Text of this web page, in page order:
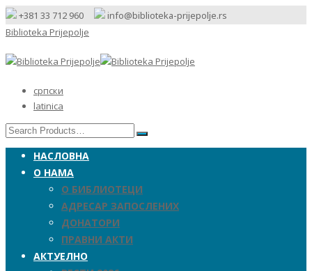
+381 33 712 960
info@biblioteka-prijepolje.rs
Biblioteka Prijepolje
српски
latinica
НАСЛОВНА
О НАМА
О БИБЛИОТЕЦИ
АДРЕСАР ЗАПОСЛЕНИХ
ДОНАТОРИ
ПРАВНИ АКТИ
АКТУЕЛНО